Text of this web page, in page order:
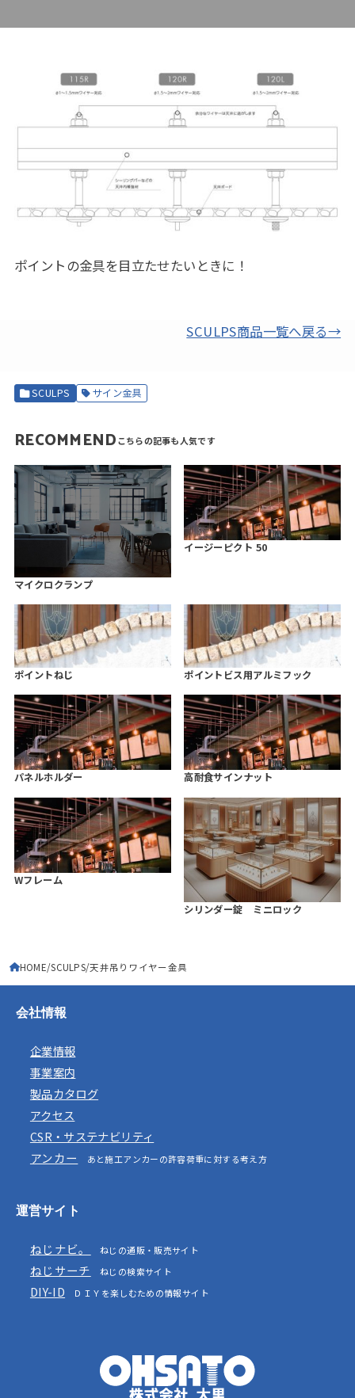
ポイントの金具を目立たせたいときに！
SCULPS商品一覧へ戻る→
SCULPS サイン金具
RECOMMEND
マイクロクランプ
イージーピクト 50
ポイントねじ ポイントビス用アルミフック
パネルホルダー 高耐食サインナット
Wフレーム
シリンダー錠 ミニロック
HOME SCULPS 天井吊りワイヤー金具
会社情報
企業情報
事業案内
製品カタログ
アクセス
CSR・サステナビリティ
アンカー
あと施工アンカーの許容荷重に対する考え方
運営サイト
ねじナビ。 ねじの通販・販売サイト
ねじサーチ ねじの検索サイト
DIY-ID ＤＩＹを楽しむための情報サイト